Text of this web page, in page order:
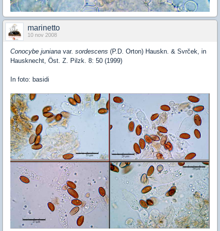
marinetto
10 nov 2008
Conocybe juniana var. sordescens (P.D. Orton) Hauskn. & Svrček, in
Hausknecht, Öst. Z. Pilzk. 8: 50 (1999)
In foto: basidi